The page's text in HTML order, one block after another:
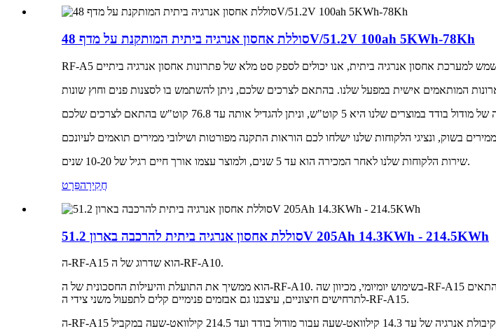
סוללת אחסון אנרגיה ביתית המותקנת על מדף 48V/51.2V 100ah 5KWh-78Kh
שירות הלקוחות שלנו לאחר המכירה הוא עד 5 שנים, ולמוצר עצמו אורך חיים רגיל של 10-20 שנים.
חֲקִירָהפְּרָט
סוללת אחסון אנרגיה ביתית להרכבה בארון 51.2V 205Ah 14.3KWh - 214.5KWh
ה-RF-A15 הוא שדרוג של ה-RF-A10.
הוא ממשיך את התועלת והיעילות החסכונית של ה-RF-A10. בשימוש יומיומי, מכיוון שה-RF-A15 שוקל 130 ק"ג, הוא בדרך כלל ממוקם בתוך הבית כמערכת אחסון אנרגיה ביתית נייחת. כדי להתאים
לתרחישים חיצוניים, עיצבנו גם אבזמים פנימיים קלים לתפעול משני צידי ה-RF-A15.